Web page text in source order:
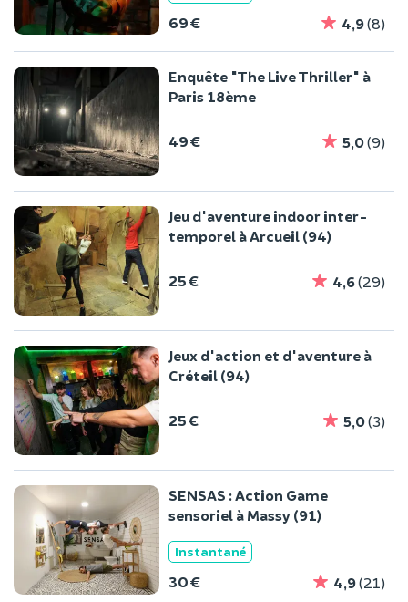
69 € 4,9(8)
Enquête "The Live Thriller" à
Paris 18ème
49 € 5,0(9)
Jeu d'aventure indoor inter-
temporel à Arcueil (94)
25 € 4,6(29)
Jeux d'action et d'aventure à
Créteil (94)
25 € 5,0(3)
SENSAS : Action Game
sensoriel à Massy (91)
Instantané
30 € 4,9(21)